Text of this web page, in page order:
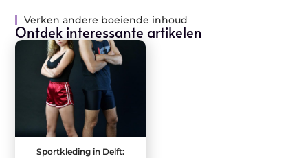
Verken andere boeiende inhoud
Ontdek interessante artikelen
Sportkleding in Delft: